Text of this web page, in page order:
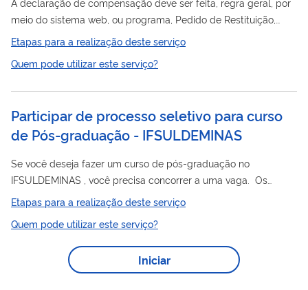
meio do sistema web, ou programa, Pedido de Restituição,
Ressarcimento ou Reembolso e Declaração de Compensação
(PER/DCOMP). Atenção! Este serviços destina-se somente a
situações em que for comprovada a impossibilidade de usar o
PER/DCOMP, sem a comprovação de impossibilidade de uso
do sistema, são automaticamente...
Etapas para a realização deste serviço
Quem pode utilizar este serviço?
Participar de processo seletivo para curso
de Pós-graduação - IFSULDEMINAS
Se você deseja fazer um curso de pós-graduação no
IFSULDEMINAS , você precisa concorrer a uma vaga. Os
editais deprocessoseletivo são divulgados através da
proen O IFSULDEMINAS oferece cursos de Pós-graduação
em nível de Lato sensu (Especialização) e de
Stricto sensu (Mestrado) em diversas áreas de conhecimento,
Etapas para a realização deste serviço
Quem pode utilizar este serviço?
Iniciar